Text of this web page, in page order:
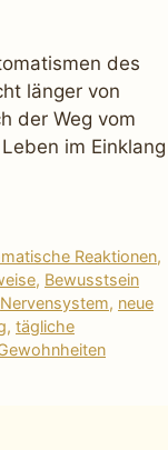
des
länger von
der Weg vom
im Einklang
Reaktionen,
, Bewusstsein
Nervensystem, neue
, tägliche